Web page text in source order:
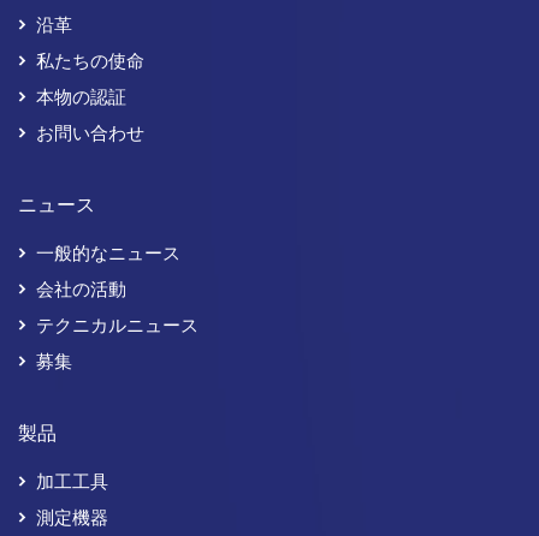
沿革
私たちの使命
本物の認証
お問い合わせ
ニュース
一般的なニュース
会社の活動
テクニカルニュース
募集
製品
加工工具
測定機器